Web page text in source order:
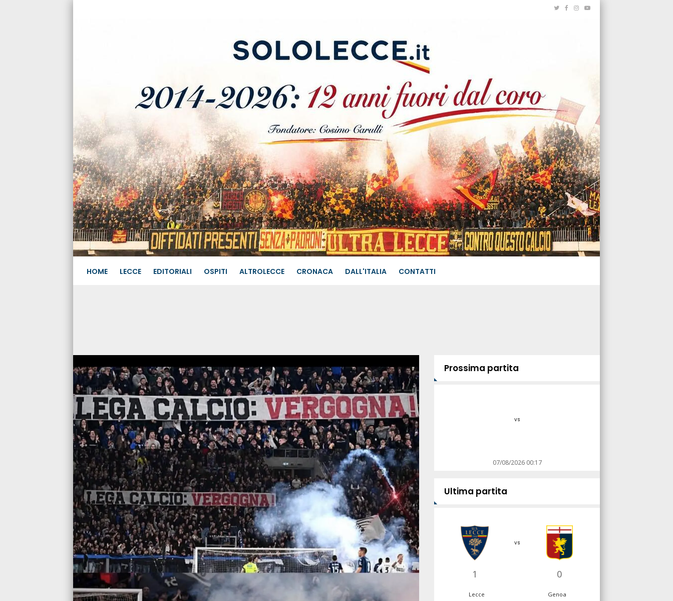
HOME LECCE EDITORIALI OSPITI ALTROLECCE CRONACA DALL'ITALIA CONTATTI
Prossima partita
vs
07/08/2026 00:17
Ultima partita
1
vs
0
Lecce Genoa